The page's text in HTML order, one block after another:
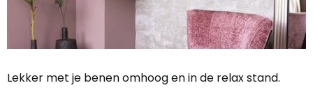
Lekker met je benen omhoog en in de relax stand.